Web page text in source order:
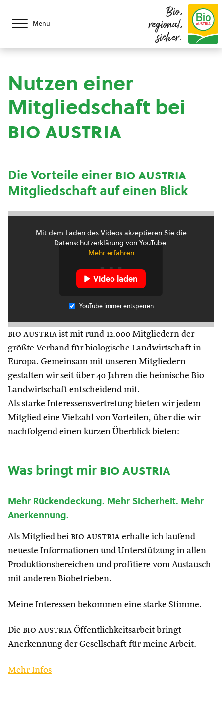
Menü
Bio,
regional,
sicher.
Nutzen einer
Mitgliedschaft bei
bio austria
Die Vorteile einerbio austria
Mitgliedschaft auf einen Blick
Mit dem Laden des Videos akzeptieren Sie die
Datenschutzerklärung von YouTube.
Mehr erfahren
Video laden
YouTube immer entsperren
bio austria ist mit rund 12.000 Mitgliedern der
größte Verband für biologische Landwirtschaft in
Europa. Gemeinsam mit unseren Mitgliedern
gestalten wir seit über 40 Jahren die heimische Bio-
Landwirtschaft entscheidend mit.
Als starke Interessensvertretung bieten wir jedem
Mitglied eine Vielzahl von Vorteilen, über die wir
nachfolgend einen kurzen Überblick bieten:
Was bringt mirbio austria
Mehr Rückendeckung. Mehr Sicherheit. Mehr
Anerkennung.
Als Mitglied bei bio austria erhalte ich laufend
neueste Informationen und Unterstützung in allen
Produktionsbereichen und profitiere vom Austausch
mit anderen Biobetrieben.
Meine Interessen bekommen eine starke Stimme.
Die bio austria Öffentlichkeitsarbeit bringt
Anerkennung der Gesellschaft für meine Arbeit.
Mehr Infos